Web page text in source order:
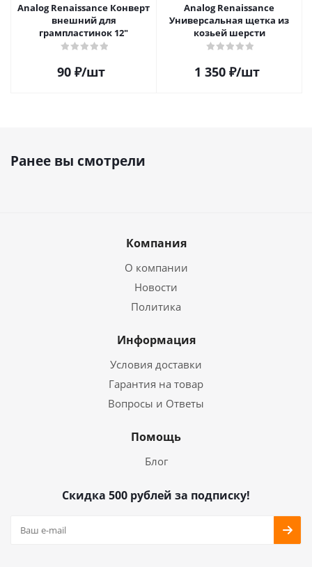
Analog Renaissance Конверт
внешний для
грампластинок 12"
90 ₽/шт
Analog Renaissance
Универсальная щетка из
козьей шерсти
1 350₽/шт
Ранее вы смотрели
Компания
О компании
Новости
Политика
Информация
Условия доставки
Гарантия на товар
Вопросы и Ответы
Помощь
Блог
Скидка 500 рублей за подписку!